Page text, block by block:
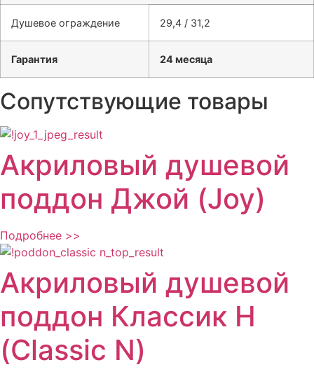
Душевое ограждение 29,4 / 31,2
Гарантия 24 месяца
Сопутствующие товары
Акриловый душевой
поддон Джой (Joy)
Подробнее >>
Акриловый душевой
поддон Классик Н
(Classic N)